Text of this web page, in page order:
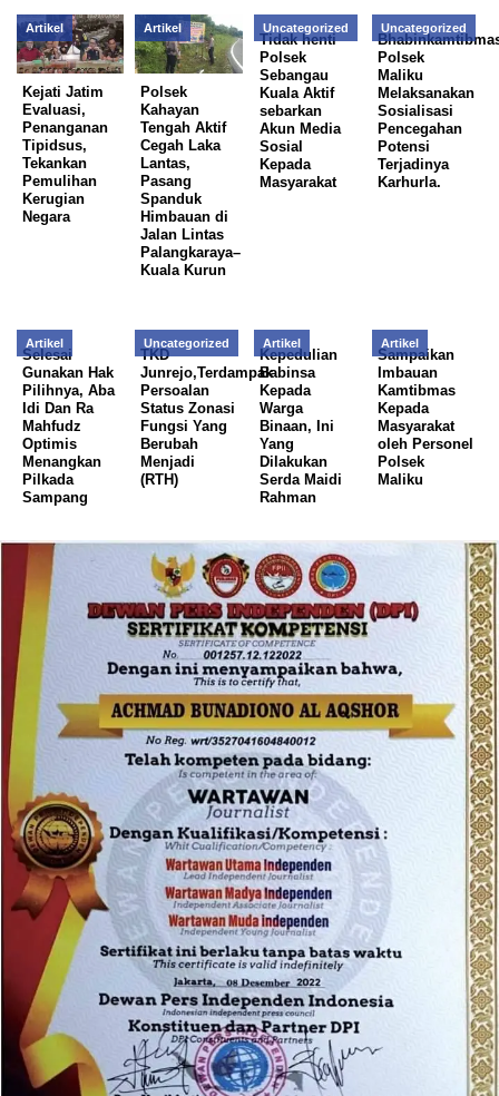
Artikel
Kejati Jatim
Evaluasi,
Penanganan
Tipidsus,
Tekankan
Pemulihan
Kerugian
Negara
Artikel
Polsek
Kahayan
Tengah Aktif
Cegah Laka
Lantas,
Pasang
Spanduk
Himbauan di
Jalan Lintas
Palangkaraya–
Kuala Kurun
Uncategorized
Tidak henti
Polsek
Sebangau
Kuala Aktif
sebarkan
Akun Media
Sosial
Kepada
Masyarakat
Uncategorized
Polsek
Maliku
Melaksanakan
Sosialisasi
Pencegahan
Potensi
Terjadinya
Karhurla.
Artikel
Selesai
Gunakan Hak
Pilihnya, Aba
Idi Dan Ra
Mahfudz
Optimis
Menangkan
Pilkada
Sampang
Uncategorized
TKD
Junrejo,Terdampak
Persoalan
Status Zonasi
Fungsi Yang
Berubah
Menjadi
(RTH)
Artikel
Kepedulian
Babinsa
Kepada
Warga
Binaan, Ini
Yang
Dilakukan
Serda Maidi
Rahman
Artikel
Sampaikan
Imbauan
Kamtibmas
Kepada
Masyarakat
oleh Personel
Polsek
Maliku